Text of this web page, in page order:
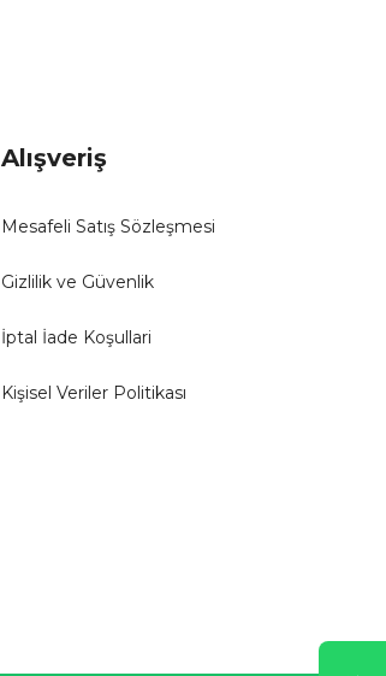
Alışveriş
Mesafeli Satış Sözleşmesi
Gizlilik ve Güvenlik
İptal İade Koşullari
Kişisel Veriler Politikası